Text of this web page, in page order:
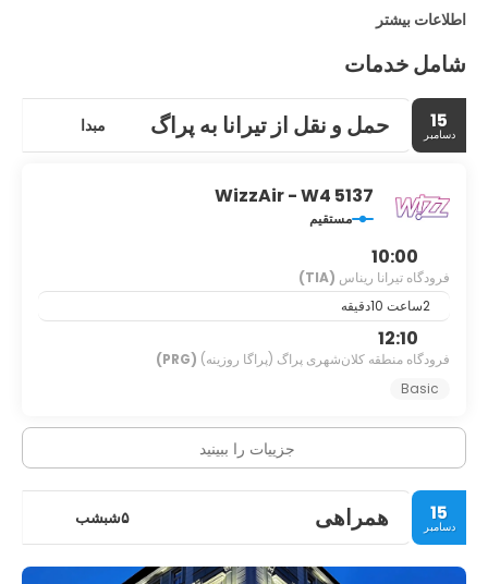
اطلاعات بیشتر
شامل خدمات
15
دسامبر حمل و نقل از تیرانا به پراگ مبدا
WizzAir - W4 5137
مستقیم
10:00
فرودگاه تیرانا ریناس (TIA)
12:10
فرودگاه منطقه کلان‌شهری پراگ (پراگا روزینه) (PRG)
Basic
جزییات را ببینید
15
دسامبر همراهی ۵شبشب